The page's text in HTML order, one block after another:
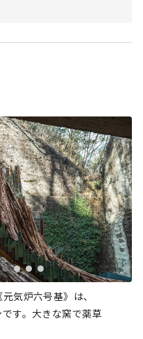
気炉六号基》は、
す。大きな窯で薬草